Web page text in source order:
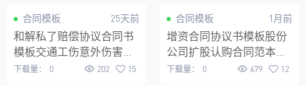
VIP
合同模板 25天前
和解私了赔偿协议合同书
模板交通工伤意外伤害医
疗纠纷民事和解协议书
下载量： 0 202 15
VIP
合同模板 1月前
增资合同协议书模板股份
公司扩股认购合同范本
Word可编辑方案计划
下载量： 0 679 12